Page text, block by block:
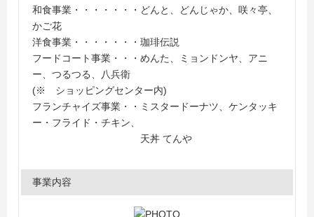
和食事業・・・・・・・どんと、どんじゃか、咲々亭、
かご花
洋食事業・・・・・・・珈琲伝説
フードコート事業・・・めんた、ミョンドンヤ、アニ
ー、つるつる、八兵衛
(※ ショッピングセンター内)
フランチャイズ事業・・ミスタードーナツ、ケンタッキ
ー・フライド・チキン、
天丼 てんや
事業内容